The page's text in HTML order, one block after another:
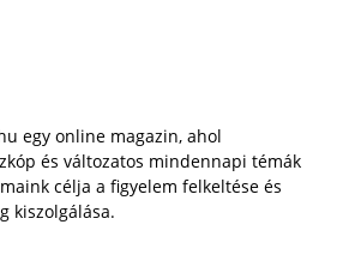
egy online magazin, ahol
és változatos mindennapi témák
célja a figyelem felkeltése és
kiszolgálása.